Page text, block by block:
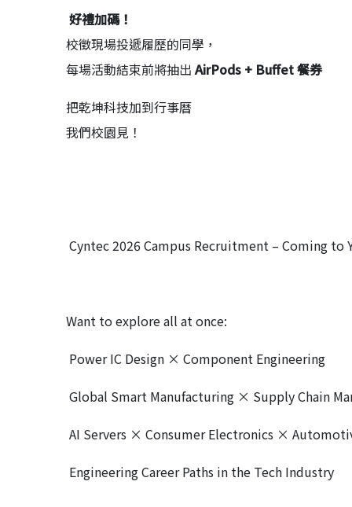
好禮加碼！
校徵現場投遞履歷的同學，
每場活動結束前將抽出AirPods + Buffet餐券️
把乾坤科技加到行事曆
我們校園見！
Cyntec 2026 Campus Recruitment – Coming to
Want to explore all at once:
Power IC Design × Component Engineering
Global Smart Manufacturing × Supply Chain
AI Servers × Consumer Electronics ×
Engineering Career Paths in the Tech Industry